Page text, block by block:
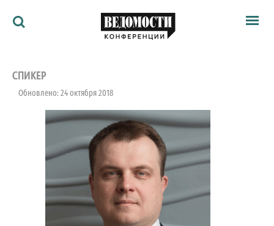
Архив
Партнёрам
Ведомости
Как потратить
Ведомости&
СПИКЕР
Обновлено: 24 октября 2018